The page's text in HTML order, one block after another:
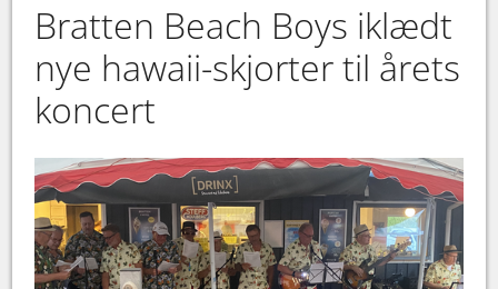
Bratten Beach Boys iklædt
nye hawaii-skjorter til årets
koncert